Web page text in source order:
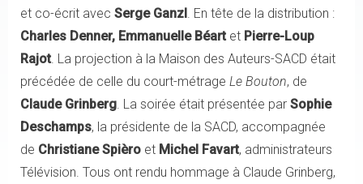
et co-écrit avec Serge Ganzl. En tête de la distribution :
Charles Denner, Emmanuelle Béart et Pierre-Loup
Rajot. La projection à la Maison des Auteurs-SACD était
précédée de celle du court-métrage Le Bouton, de
Claude Grinberg. La soirée était présentée par Sophie
Deschamps, la présidente de la SACD, accompagnée
de Christiane Spièro et Michel Favart, administrateurs
Télévision. Tous ont rendu hommage à Claude Grinberg,